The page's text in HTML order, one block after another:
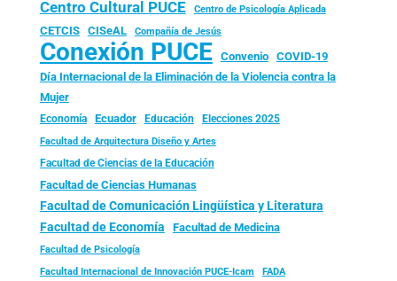
Centro Cultural PUCE Centro de Psicología Aplicada
CETCIS CISeAL Compañía de Jesús
Conexión PUCE Convenio
COVID-19
Día Internacional de la Eliminación de la Violencia contra la
Mujer
Economía Ecuador Educación Elecciones 2025
Facultad de Arquitectura Diseño y Artes
Facultad de Ciencias de la Educación
Facultad de Ciencias Humanas
Facultad de Comunicación Lingüística y Literatura
Facultad de Economía Facultad de Medicina
Facultad de Psicología
Facultad Internacional de Innovación PUCE-Icam FADA